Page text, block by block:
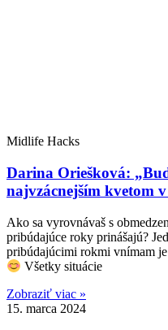
Midlife Hacks
Darina Oriešková:
najvzácnejším kvetom
Ako sa vyrovnávaš s
pribúdajúce roky prinášajú?
pribúdajúcimi rokmi vnímam
Všetky situácie
Zobraziť viac »
15. marca 2024